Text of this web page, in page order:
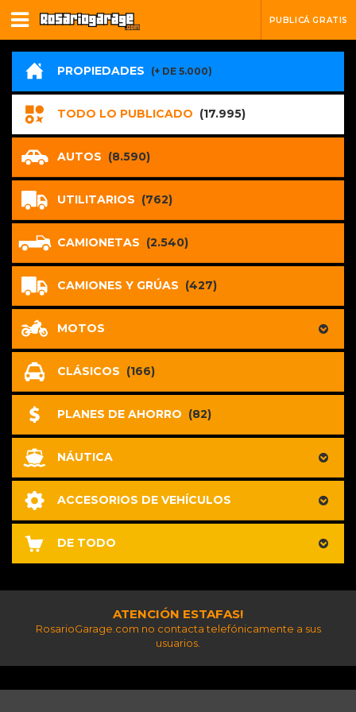
PUBLICÁ GRATIS
PROPIEDADES (+ DE 5.000)
TODO LO PUBLICADO (17.995)
AUTOS (8.590)
UTILITARIOS (762)
CAMIONETAS (2.540)
CAMIONES Y GRÚAS (427)
MOTOS
CLÁSICOS (166)
PLANES DE AHORRO (82)
NÁUTICA
ACCESORIOS DE VEHÍCULOS
DE TODO
ATENCIÓN ESTAFAS!
RosarioGarage.com no contacta telefónicamente a sus
usuarios.